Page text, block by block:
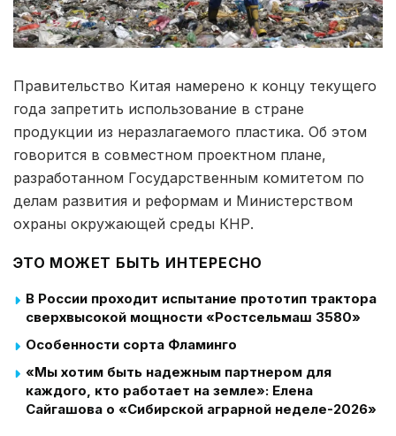
Правительство Китая намерено к концу текущего
года запретить использование в стране
продукции из неразлагаемого пластика. Об этом
говорится в совместном проектном плане,
разработанном Государственным комитетом по
делам развития и реформам и Министерством
охраны окружающей среды КНР.
ЭТО МОЖЕТ БЫТЬ ИНТЕРЕСНО
В России проходит испытание прототип трактора
сверхвысокой мощности «Ростсельмаш 3580»
Особенности сорта Фламинго
«Мы хотим быть надежным партнером для
каждого, кто работает на земле»: Елена
Сайгашова о «Сибирской аграрной неделе-2026»